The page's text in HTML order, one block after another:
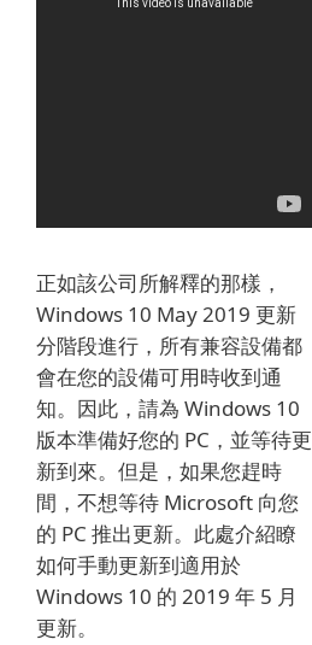
正如該公司所解釋的那樣，
Windows 10 May 2019 更新
分階段進行，所有兼容設備都
會在您的設備可用時收到通
知。 因此，請為 Windows 10
版本準備好您的 PC，並等待更
新到來。 但是，如果您趕時
間，不想等待 Microsoft 向您
的 PC 推出更新。 此處介紹瞭
如何手動更新到適用於
Windows 10 的 2019 年 5 月
更新。